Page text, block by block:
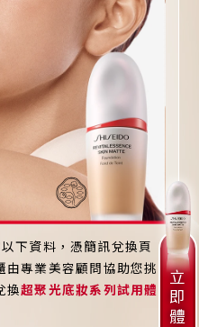
下資料，憑簡訊兌換頁
由專業美容顧問協助您挑
換超聚光底妝系列試用體
立
即
體